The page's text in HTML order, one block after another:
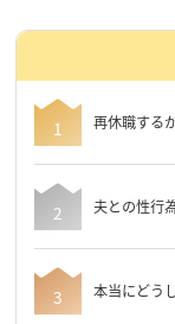
再休職する
夫との性行
本当にどう